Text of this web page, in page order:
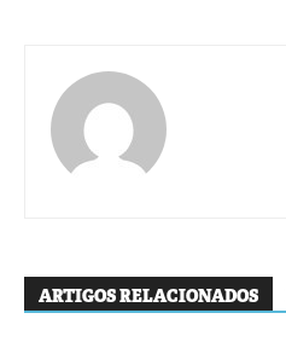
ARTIGOS RELACIONADOS